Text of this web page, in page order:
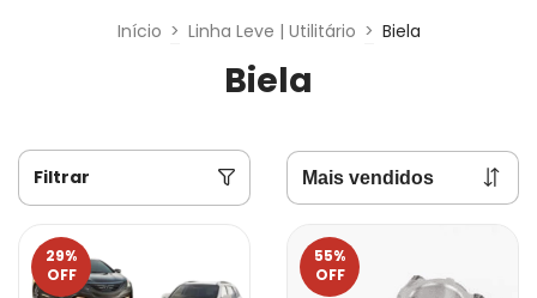
Início > Linha Leve | Utilitário > Biela
Biela
Filtrar
29%
OFF
55%
OFF